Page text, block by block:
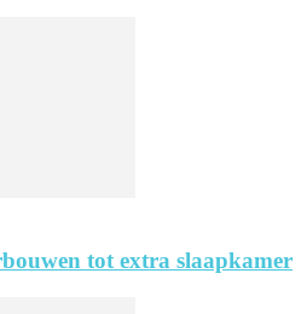
tot extra slaapkamer